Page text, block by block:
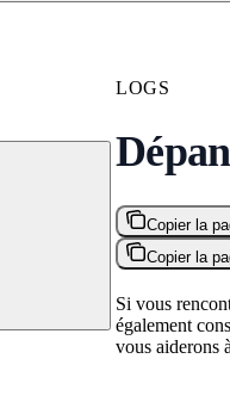
LOGS
Copier la
Copier la
Si vous
également
vous aiderons